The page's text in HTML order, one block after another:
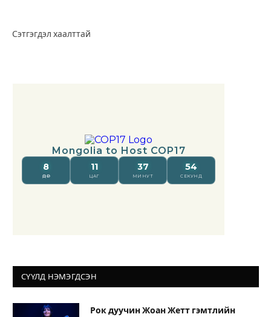
Сэтгэгдэл хаалттай
СҮҮЛД НЭМЭГДСЭН
Рок дуучин Жоан Жетт гэмтлийн